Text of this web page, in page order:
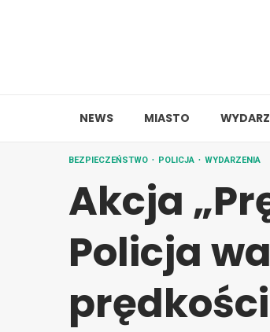
NEWS MIASTO
BEZPIECZEŃSTWO POLICJA WYDARZENIA
Akcja
Policja